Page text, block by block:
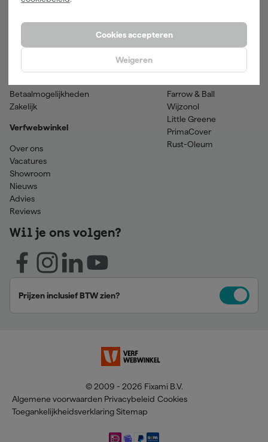
Cookies accepteren
Weigeren
Spuitbussen
Hulp & contact
Klantenservice
Betaalmogelijkheden
Zakelijk
Verfwebwinkel
Over ons
Vacatures
Showroom
Nieuws
Advies
Reviews
Merken
Farrow & Ball
Wijzonol
Little Greene
PrimaCover
Rust-Oleum
Wil je ons volgen?
Prijzen inclusief BTW zien?
© 2009 - 2026 Fixami B.V.
Algemene voorwaarden Privacybeleid Cookies
Toegankelijkheidsverklaring Sitemap